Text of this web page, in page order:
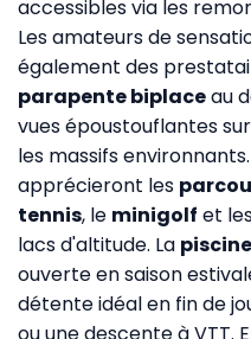
accessibles via les
Les amateurs de
également des
parapente biplaceau
vues époustouflantes
les massifs
apprécieront les
tennis, le minigolf et
lacs d'altitude. La
ouverte en saison
détente idéal en fin de
ou une descente à VTT.